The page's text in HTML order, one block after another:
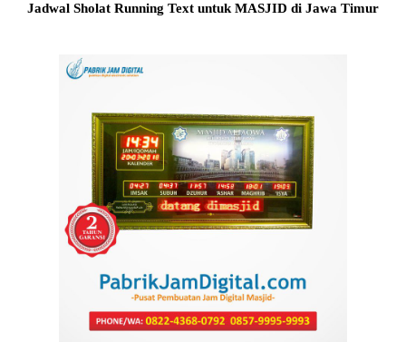
Jadwal Sholat Running Text untuk MASJID di Jawa Timur